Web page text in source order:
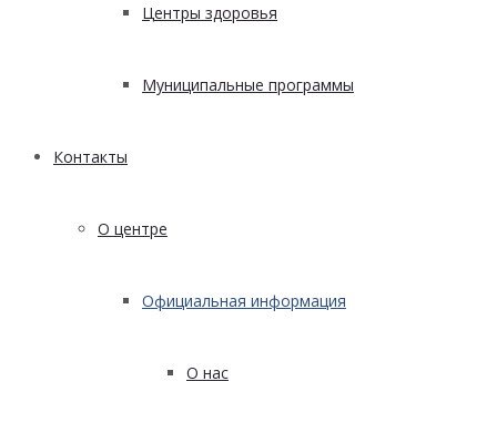
Центры здоровья
Муниципальные программы
Контакты
О центре
Официальная информация
О нас